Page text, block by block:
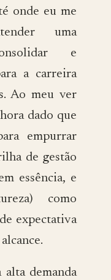
onde eu me
uma
e
a carreira
Ao meu ver
dado que
empurrar
de gestão
essência, e
como
expectativa
alta demanda